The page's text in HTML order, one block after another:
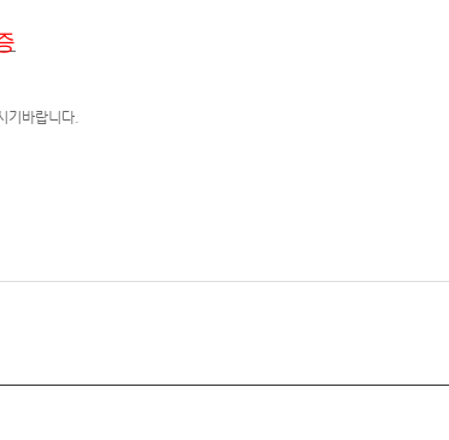
기바랍니다.